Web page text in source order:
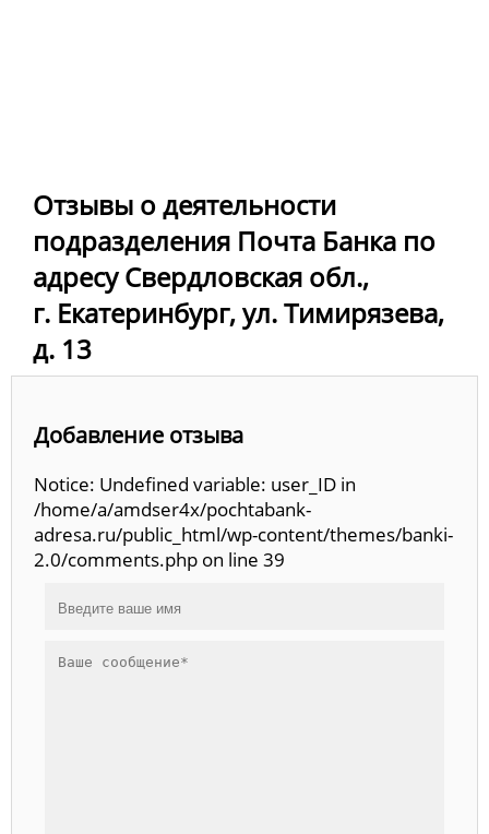
Отзывы о деятельности
подразделения Почта Банка по
адресу Свердловская обл.,
г. Екатеринбург, ул. Тимирязева,
д. 13
Добавление отзыва
Notice: Undefined variable: user_ID in
/home/a/amdser4x/pochtabank-
adresa.ru/public_html/wp-content/themes/banki-
2.0/comments.php on line 39